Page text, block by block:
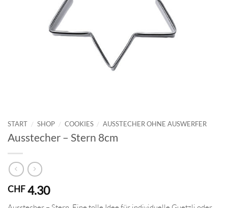
START / SHOP / COOKIES / AUSSTECHER OHNE AUSWERFER
Ausstecher – Stern 8cm
CHF4.30